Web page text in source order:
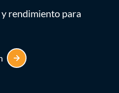
rendimiento para